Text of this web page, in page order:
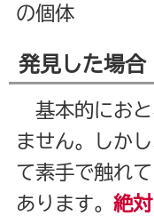
の個体
発見した場合
基本的におと
ません。しかし
て素手で触れ
あります。 絶